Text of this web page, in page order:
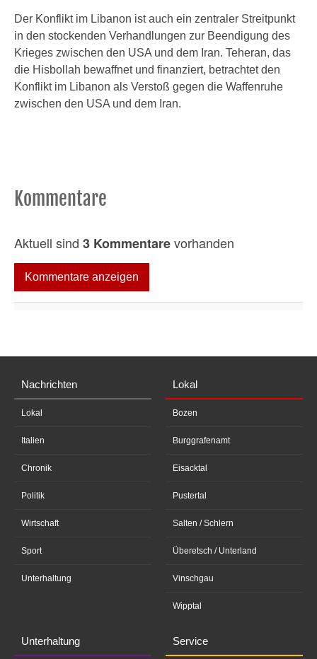
Der Konflikt im Libanon ist auch ein zentraler Streitpunkt
in den stockenden Verhandlungen zur Beendigung des
Krieges zwischen den USA und dem Iran. Teheran, das
die Hisbollah bewaffnet und finanziert, betrachtet den
Konflikt im Libanon als Verstoß gegen die Waffenruhe
zwischen den USA und dem Iran.
Kommentare
Aktuell sind 3 Kommentarevorhanden
Kommentare anzeigen
Nachrichten
Lokal
Italien
Chronik
Politik
Wirtschaft
Sport
Unterhaltung
Lokal
Bozen
Burggrafenamt
Eisacktal
Pustertal
Salten / Schlern
Überetsch / Unterland
Vinschgau
Wipptal
Unterhaltung Service